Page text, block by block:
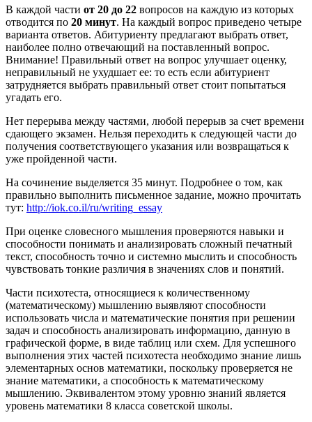
В каждой части от 20 до 22 вопросов на каждую из которых
отводится по 20 минут. На каждый вопрос приведено четыре
варианта ответов. Абитуриенту предлагают выбрать ответ,
наиболее полно отвечающий на поставленный вопрос.
Внимание! Правильный ответ на вопрос улучшает оценку,
неправильный не ухудшает ее: то есть если абитуриент
затрудняется выбрать правильный ответ стоит попытаться
угадать его.
Нет перерыва между частями, любой перерыв за счет времени
сдающего экзамен. Нельзя переходить к следующей части до
получения соответствующего указания или возвращаться к
уже пройденной части.
На сочинение выделяется 35 минут. Подробнее о том, как
правильно выполнить письменное задание, можно прочитать
тут: http://iok.co.il/ru/writing_essay
При оценке словесного мышления проверяются навыки и
способности понимать и анализировать сложный печатный
текст, способность точно и системно мыслить и способность
чувствовать тонкие различия в значениях слов и понятий.
Части психотеста, относящиеся к количественному
(математическому) мышлению выявляют способности
использовать числа и математические понятия при решении
задач и способность анализировать информацию, данную в
графической форме, в виде таблиц или схем. Для успешного
выполнения этих частей психотеста необходимо знание лишь
элементарных основ математики, поскольку проверяется не
знание математики, а способность к математическому
мышлению. Эквивалентом этому уровню знаний является
уровень математики 8 класса советской школы.